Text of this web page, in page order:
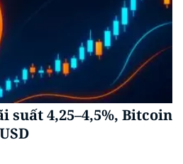
suất 4,25–4,5%, Bitcoin